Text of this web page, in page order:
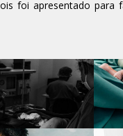
foi apresentado para